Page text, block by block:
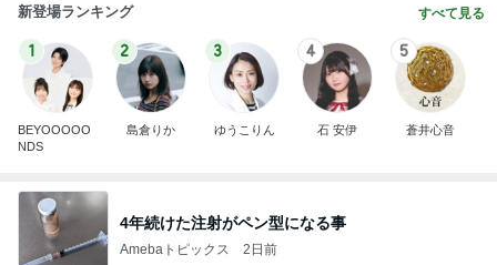
新登場ランキング すべて見る
1
BEYOOOOO
NDS
2
島倉りか
3
ゆうこりん
4
石 安伊
5
蒼井心音
4年続けた注射がペン型になる事
Amebaトピックス 2日前